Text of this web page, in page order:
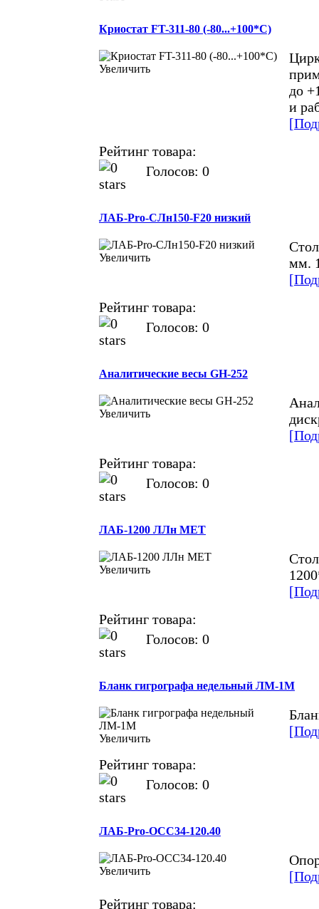
Криостат FT-311-80 (-80...+100*С)
Увеличить
до
и
Рейтинг товара:
Голосов: 0
ЛАБ-Pro-СЛн150-F20 низкий
Увеличить
мм.
Рейтинг товара:
Голосов: 0
Аналитические весы GH-252
Увеличить
Рейтинг товара:
Голосов: 0
ЛАБ-1200 ЛЛн МЕТ
Увеличить
Рейтинг товара:
Голосов: 0
Бланк гигрографа недельный ЛМ-1М
Увеличить
Рейтинг товара:
Голосов: 0
ЛАБ-Pro-ОСС34-120.40
Увеличить
Рейтинг товара: